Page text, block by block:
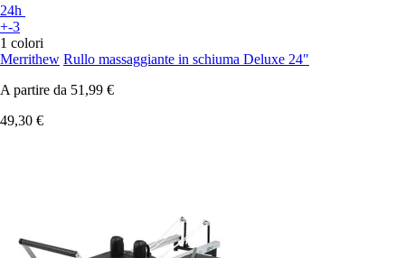
24h
+-3
1 colori
Merrithew Rullo massaggiante in schiuma Deluxe 24"
A partire da 51,99 €
49,30 €